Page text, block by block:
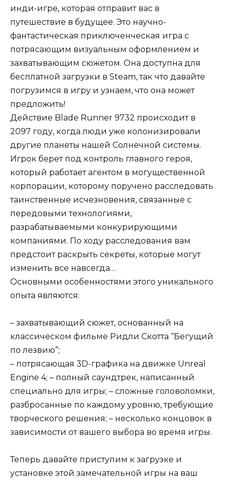
инди-игре, которая отправит вас в
путешествие в будущее. Это научно-
фантастическая приключенческая игра с
потрясающим визуальным оформлением и
захватывающим сюжетом. Она доступна для
бесплатной загрузки в Steam, так что давайте
погрузимся в игру и узнаем, что она может
предложить!
Действие Blade Runner 9732 происходит в
2097 году, когда люди уже колонизировали
другие планеты нашей Солнечной системы.
Игрок берет под контроль главного героя,
который работает агентом в могущественной
корпорации, которому поручено расследовать
таинственные исчезновения, связанные с
передовыми технологиями,
разрабатываемыми конкурирующими
компаниями. По ходу расследования вам
предстоит раскрыть секреты, которые могут
изменить все навсегда…
Основными особенностями этого уникального
опыта являются:
– захватывающий сюжет, основанный на
классическом фильме Ридли Скотта “Бегущий
по лезвию”;
– потрясающая 3D-графика на движке Unreal
Engine 4; – полный саундтрек, написанный
специально для игры; – сложные головоломки,
разбросанные по каждому уровню, требующие
творческого решения; – несколько концовок в
зависимости от вашего выбора во время игры.
Теперь давайте приступим к загрузке и
установке этой замечательной игры на ваш